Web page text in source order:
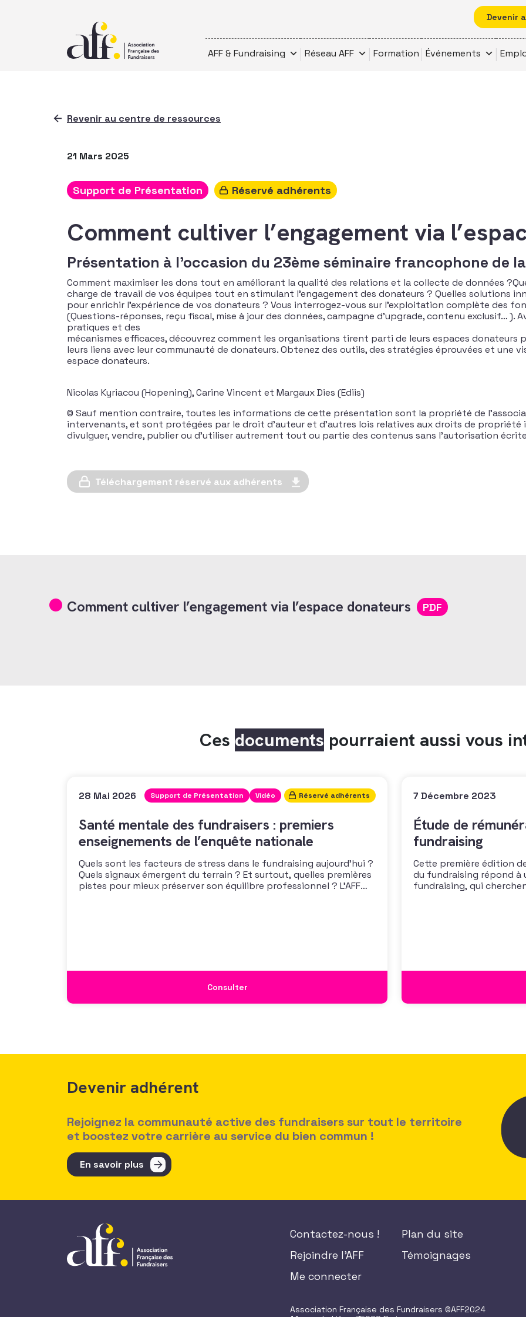
Devenir
AFF & Fundraising Réseau AFF Formation Événements
Revenir au centre de ressources
21 Mars 2025
Support de Présentation Réservé adhérents
Comment cultiver l’engagement via
Présentation à l'occasion du 23ème séminaire francophone de
Comment maximiser les dons tout en améliorant la qualité des relations et la collecte de données
charge de travail de vos équipes tout en stimulant l’engagement des donateurs ? Quelles solutions
pour enrichir l’expérience de vos donateurs ? Vous interrogez-vous sur l’exploitation complète des
(Questions-réponses, reçu fiscal, mise à jour des données, campagne d’upgrade, contenu exclusif… ).
pratiques et des
mécanismes efficaces, découvrez comment les organisations tirent parti de leurs espaces donateurs
leurs liens avec leur communauté de donateurs. Obtenez des outils, des stratégies éprouvées et une
espace donateurs.
Nicolas Kyriacou (Hopening), Carine Vincent et Margaux Dies (Ediis)
© Sauf mention contraire, toutes les informations de cette présentation sont la propriété de
intervenants, et sont protégées par le droit d’auteur et d’autres lois relatives aux droits de
divulguer, vendre, publier ou d’utiliser autrement tout ou partie des contenus sans l’autorisation
Téléchargement réservé aux adhérents
Comment cultiver l’engagement via l’espace donateurs PDF
Ces documents pourraient aussi vous
28 Mai 2026 Support de Présentation Vidéo Réservé adhérents
Santé mentale des fundraisers : premiers
enseignements de l’enquête nationale
Quels sont les facteurs de stress dans le fundraising aujourd’hui ?
Quels signaux émergent du terrain ? Et surtout, quelles premières
pistes pour mieux préserver son équilibre professionnel ? L’AFF
Consulter
7 Décembre 2023
Étude de
fundraising
Cette première édition
du fundraising répond à
fundraising, qui
Devenir adhérent
Rejoignez la communauté active des fundraisers sur tout le territoire
et boostez votre carrière au service du bien commun !
En savoir plus
Contactez-nous !
Rejoindre l'AFF
Me connecter
Plan du site
Témoignages
Association Française des Fundraisers ©AFF2024